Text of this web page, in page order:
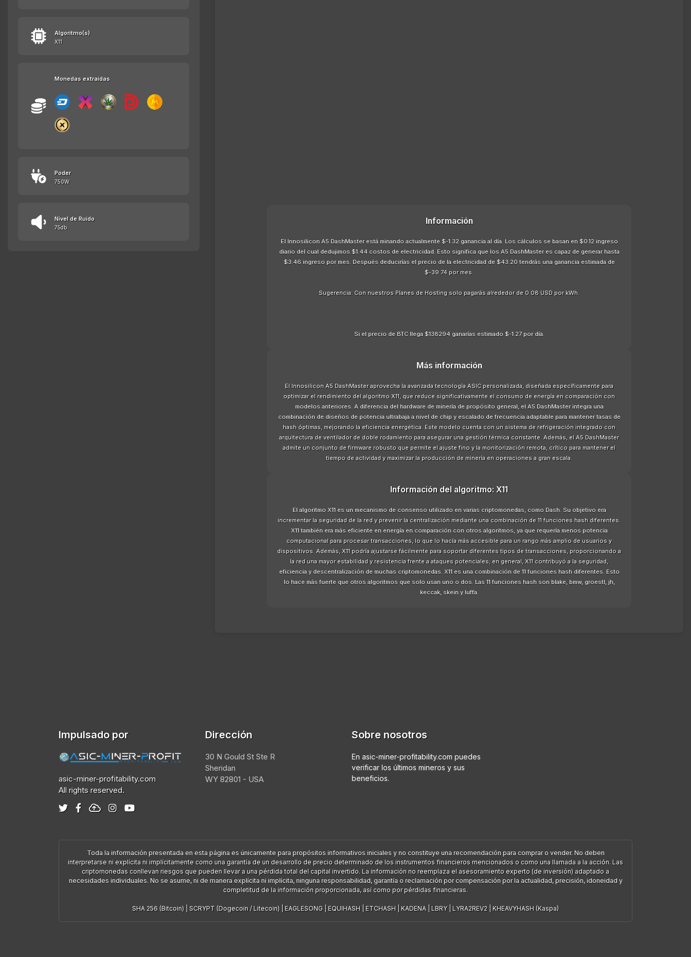
Algoritmo(s)
X11
Monedas extraídas
Poder
750W
Nivel de Ruido
75db
Información
El Innosilicon A5 DashMaster está minando actualmente $-1.32 ganancia al día. Los cálculos se basan en $0.12 ingreso
diario del cual dedujimos $1.44 costos de electricidad. Esto significa que los A5 DashMaster es capaz de generar hasta
$3.46 ingreso por mes. Después deducirías el precio de la electricidad de $43.20 tendrás una ganancia estimada de
$-39.74 por mes.
Sugerencia: Con nuestros Planes de Hosting solo pagarás alrededor de 0.08 USD por kWh.
Si el precio de BTC llega $138294 ganarías estimado $-1.27 por día.
Más información
El Innosilicon A5 DashMaster aprovecha la avanzada tecnología ASIC personalizada, diseñada específicamente para
optimizar el rendimiento del algoritmo X11, que reduce significativamente el consumo de energía en comparación con
modelos anteriores. A diferencia del hardware de minería de propósito general, el A5 DashMaster integra una
combinación de diseños de potencia ultrabaja a nivel de chip y escalado de frecuencia adaptable para mantener tasas de
hash óptimas, mejorando la eficiencia energética. Este modelo cuenta con un sistema de refrigeración integrado con
arquitectura de ventilador de doble rodamiento para asegurar una gestión térmica constante. Además, el A5 DashMaster
admite un conjunto de firmware robusto que permite el ajuste fino y la monitorización remota, crítico para mantener el
tiempo de actividad y maximizar la producción de minería en operaciones a gran escala.
Información del algoritmo: X11
El algoritmo X11 es un mecanismo de consenso utilizado en varias criptomonedas, como Dash. Su objetivo era
incrementar la seguridad de la red y prevenir la centralización mediante una combinación de 11 funciones hash diferentes.
X11 también era más eficiente en energía en comparación con otros algoritmos, ya que requería menos potencia
computacional para procesar transacciones, lo que lo hacía más accesible para un rango más amplio de usuarios y
dispositivos. Además, X11 podría ajustarse fácilmente para soportar diferentes tipos de transacciones, proporcionando a
la red una mayor estabilidad y resistencia frente a ataques potenciales; en general, X11 contribuyó a la seguridad,
eficiencia y descentralización de muchas criptomonedas. X11 es una combinación de 11 funciones hash diferentes. Esto
lo hace más fuerte que otros algoritmos que solo usan uno o dos. Las 11 funciones hash son blake, bmw, groestl, jh,
keccak, skein y luffa.
Impulsado por
asic-miner-profitability.com
All rights reserved.
Dirección
30 N Gould St Ste R
Sheridan
WY 82801 - USA
Sobre nosotros
En asic-miner-profitability.com puedes
verificar los últimos mineros y sus
beneficios.
Toda la información presentada en esta página es únicamente para propósitos informativos iniciales y no constituye una recomendación para comprar o vender. No deben
interpretarse ni explícita ni implícitamente como una garantía de un desarrollo de precio determinado de los instrumentos financieros mencionados o como una llamada a la acción. Las
criptomonedas conllevan riesgos que pueden llevar a una pérdida total del capital invertido. La información no reemplaza el asesoramiento experto (de inversión) adaptado a
necesidades individuales. No se asume, ni de manera explícita ni implícita, ninguna responsabilidad, garantía o reclamación por compensación por la actualidad, precisión, idoneidad y
completitud de la información proporcionada, así como por pérdidas financieras.
SHA 256 (Bitcoin) SCRYPT (Dogecoin / Litecoin) EAGLESONG EQUIHASH ETCHASH KADENA LBRY| LYRA2REV2 KHEAVYHASH (Kaspa)